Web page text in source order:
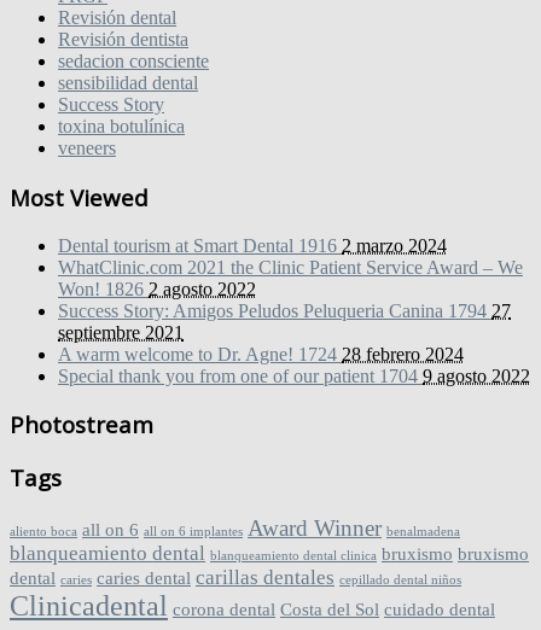
Revisión dental
Revisión dentista
sedacion consciente
sensibilidad dental
Success Story
toxina botulínica
veneers
Most Viewed
Dental tourism at Smart Dental 1916 2 marzo 2024
WhatClinic.com 2021 the Clinic Patient Service Award – We
Won! 1826 2 agosto 2022
Success Story: Amigos Peludos Peluqueria Canina 1794 27
septiembre 2021
A warm welcome to Dr. Agne! 1724 28 febrero 2024
Special thank you from one of our patient 1704 9 agosto 2022
Photostream
Tags
aliento boca all on 6 all on 6 implantes Award Winner benalmadena
blanqueamiento dental blanqueamiento dental clinica bruxismo bruxismo
dental caries caries dental carillas dentales cepillado dental niños
Clinicadental corona dental Costa del Sol cuidado dental